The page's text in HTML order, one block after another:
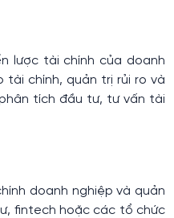
lược tài chính của doanh
tài chính, quản trị rủi ro và
tích đầu tư, tư vấn tài
doanh nghiệp và quản
fintech hoặc các tổ chức